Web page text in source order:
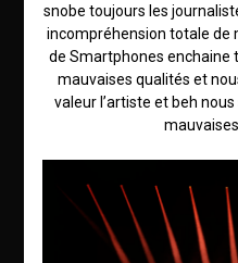
snobe toujours les
incompréhension totale de
de Smartphones enchaine
mauvaises qualités et
valeur l’artiste et beh